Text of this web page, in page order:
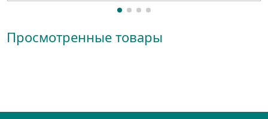
Просмотренные товары